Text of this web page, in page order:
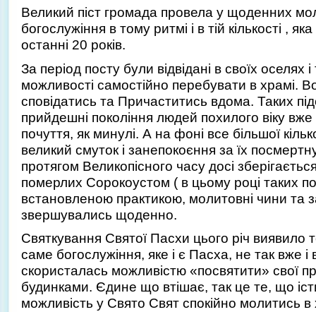
Великий піст громада провела у щоденних
богослужіння в тому ритмі і в тій кількості ,
останні 20 років.
За період посту були відвідані в своїх оселях
можливості самостійно перебувати в храмі.
сповідатись та Причаститись вдома. Таких
прийдешні покоління людей похилого віку вже
почуття, як минулі. А на фоні все більшої
великий смуток і занепокоєння за їх
протягом Великопісного часу досі
померлих Сорокоустом ( в цьому році таких
встановленою практикою, молитовні чини та
звершувались щоденно.
Святкування Святої Пасхи цього річ
саме богослужіння, яке і є Пасха, не так вже і
скористалась можливістю «посвятити» свої
будинками. Єдине що втішає, так це те, що
можливість у Свято Свят спокійно молитись